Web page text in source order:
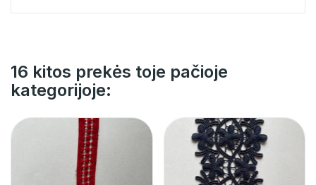
16 kitos prekės toje pačioje
kategorijoje: